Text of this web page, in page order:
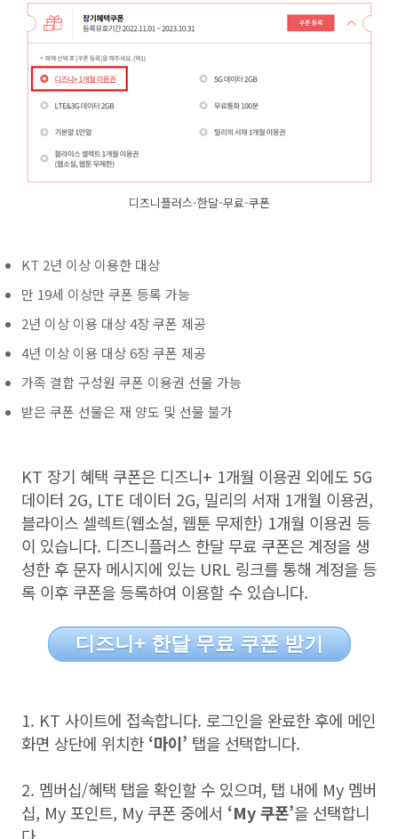
디즈니플러스-한달-무료-쿠폰
KT 2년 이상 이용한 대상
만 19세 이상만 쿠폰 등록 가능
2년 이상 이용 대상 4장 쿠폰 제공
4년 이상 이용 대상 6장 쿠폰 제공
가족 결합 구성원 쿠폰 이용권 선물 가능
받은 쿠폰 선물은 재 양도 및 선물 불가
KT 장기 혜택 쿠폰은 디즈니+ 1개월 이용권 외에도 5G
데이터 2G, LTE 데이터 2G, 밀리의 서재 1개월 이용권,
블라이스 셀렉트(웹소설, 웹툰 무제한) 1개월 이용권 등
이 있습니다. 디즈니플러스 한달 무료 쿠폰은 계정을 생
성한 후 문자 메시지에 있는 URL 링크를 통해 계정을 등
록 이후 쿠폰을 등록하여 이용할 수 있습니다.
디즈니+ 한달 무료 쿠폰 받기
1. KT 사이트에 접속합니다. 로그인을 완료한 후에 메인
화면 상단에 위치한 ‘마이’ 탭을 선택합니다.
2. 멤버십/혜택 탭을 확인할 수 있으며, 탭 내에 My 멤버
십, My 포인트, My 쿠폰 중에서 ‘My쿠폰’을 선택합니